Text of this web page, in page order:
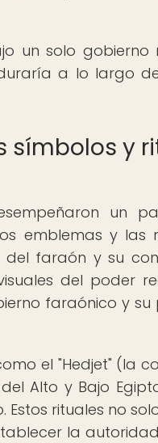
un solo
a lo largo
símbolos y
un
emblemas y las
faraón y su
del poder
faraónico y
el "Hedjet" (la
Alto y Bajo
rituales no
la